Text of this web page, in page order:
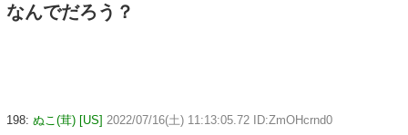
なんでだろう？
198: ぬこ(茸) [US] 2022/07/16(土) 11:13:05.72 ID:ZmOHcrnd0